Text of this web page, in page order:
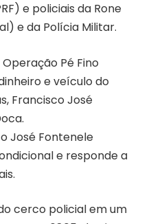
e policiais da Rone
e da Polícia Militar.
Pé Fino
e veículo do
Francisco José
José Fontenele
e responde a
cerco policial em um